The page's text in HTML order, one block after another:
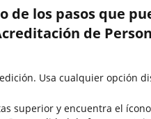
de los pasos que
de
Usa cualquier opción
superior y encuentra el